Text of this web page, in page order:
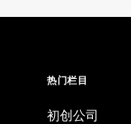
热门栏目
初创公司